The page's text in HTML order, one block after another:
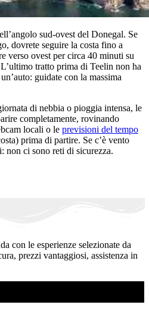
sud-ovest del Donegal. Se
dovrete seguire la costa fino a
verso ovest per circa 40 minuti su
tratto prima di Teelin non ha
guidate con la massima
di nebbia o pioggia intensa, le
completamente, rovinando
locali o le previsioni del tempo
prima di partire. Se c’è vento
non ci sono reti di sicurezza.
con le esperienze selezionate da
prezzi vantaggiosi, assistenza in